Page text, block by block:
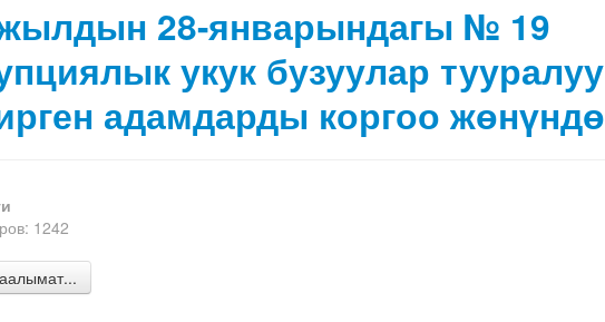
28-январындагы № 19
укук бузуулар тууралуу
адамдарды коргоо жөнүндө
1242